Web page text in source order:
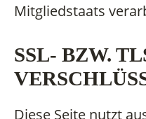
Mitgliedstaats
SSL- BZW.
Diese Seite nutzt